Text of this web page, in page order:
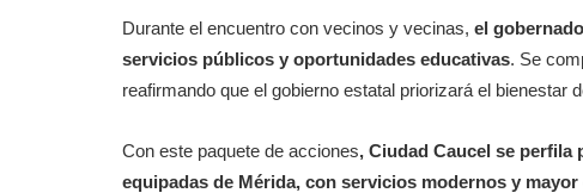
Durante el encuentro con vecinos y vecinas, el
servicios públicos y oportunidades educativas. Se
reafirmando que el gobierno estatal priorizará el bienestar
Con este paquete de acciones, Ciudad Caucel se perfila
equipadas de Mérida, con servicios modernos y